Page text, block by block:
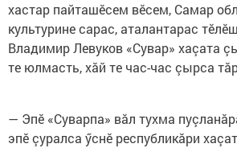
хастар пайташӗсем вӗсем, Самар
культурине сарас, аталантарас
Владимир Левуков «Сувар» хаçата
те юлмасть, хăй те час-час çырса
— Эпӗ «Суварпа» вăл тухма
эпӗ çуралса ӳснӗ республикăри